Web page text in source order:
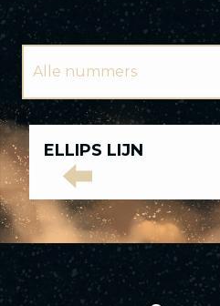
Alle nummers
Groene paden
Blauwe sporen
Rode sporen
Zwarte sporen
Alle
nummers
ELLIPS LIJN
Groene
paden
Blauwe
sporen
Rode
sporen
Zwarte
sporen
Elite-
sporen